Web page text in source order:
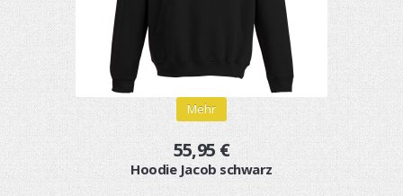
Mehr
55,95 €
Hoodie Jacob schwarz